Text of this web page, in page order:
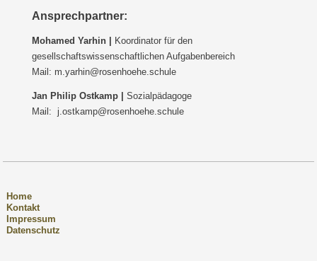
Ansprechpartner:
Mohamed Yarhin |
Koordinator für den
gesellschaftswissenschaftlichen Aufgabenbereich
Mail: m.yarhin@rosenhoehe.schule
Jan Philip Ostkamp |Sozialpädagoge
Mail: j.ostkamp@rosenhoehe.schule
Home
Kontakt
Impressum
Datenschutz